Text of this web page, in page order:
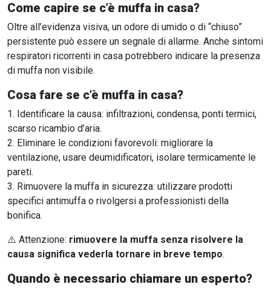
Come capire se c’è muffa in casa?
Oltre all’evidenza visiva, un odore di umido o di “chiuso”
persistente può essere un segnale di allarme. Anche sintomi
respiratori ricorrenti in casa potrebbero indicare la presenza
di muffa non visibile.
Cosa fare se c’è muffa in casa?
Identificare la causa: infiltrazioni, condensa, ponti termici,
scarso ricambio d’aria.
Eliminare le condizioni favorevoli: migliorare la
ventilazione, usare deumidificatori, isolare termicamente le
pareti.
Rimuovere la muffa in sicurezza: utilizzare prodotti
specifici antimuffa o rivolgersi a professionisti della
bonifica.
⚠️ Attenzione: rimuovere la muffa senza risolvere la
causa significa vederla tornare in breve tempo.
Quando è necessario chiamare un esperto?